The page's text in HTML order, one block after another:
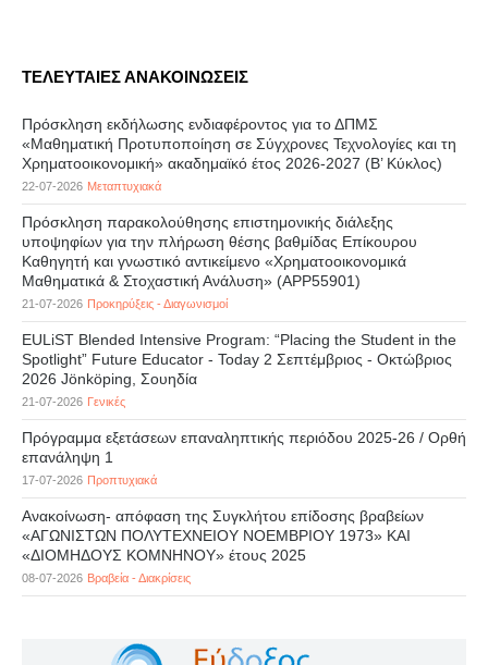
ΤΕΛΕΥΤΑΙΕΣ ΑΝΑΚΟΙΝΩΣΕΙΣ
Πρόσκληση εκδήλωσης ενδιαφέροντος για το ΔΠΜΣ
«Μαθηματική Προτυποποίηση σε Σύγχρονες Τεχνολογίες και τη
Χρηματοοικονομική» ακαδημαϊκό έτος 2026-2027 (B’ Kύκλος)
22-07-2026 Μεταπτυχιακά
Πρόσκληση παρακολούθησης επιστημονικής διάλεξης
υποψηφίων για την πλήρωση θέσης βαθμίδας Επίκουρου
Καθηγητή και γνωστικό αντικείμενο «Χρηματοοικονομικά
Μαθηματικά & Στοχαστική Ανάλυση» (APP55901)
21-07-2026 Προκηρύξεις - Διαγωνισμοί
EULiST Blended Intensive Program: “Placing the Student in the
Spotlight” Future Educator - Today 2 Σεπτέμβριος - Οκτώβριος
2026 Jönköping, Σουηδία
21-07-2026 Γενικές
Πρόγραμμα εξετάσεων επαναληπτικής περιόδου 2025-26 / Ορθή
επανάληψη 1
17-07-2026 Προπτυχιακά
Ανακοίνωση- απόφαση της Συγκλήτου επίδοσης βραβείων
«ΑΓΩΝΙΣΤΩΝ ΠΟΛΥΤΕΧΝΕΙΟΥ ΝΟΕΜΒΡΙΟΥ 1973» ΚΑΙ
«ΔΙΟΜΗΔΟΥΣ ΚΟΜΝΗΝΟΥ» έτους 2025
08-07-2026 Βραβεία - Διακρίσεις